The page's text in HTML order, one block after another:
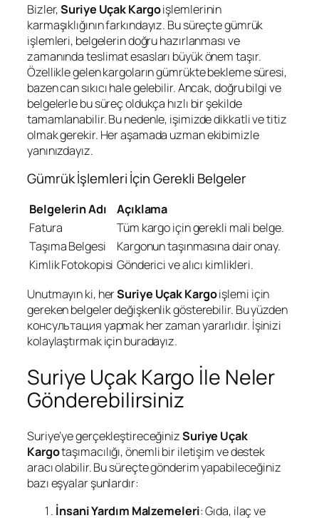
Bizler,Suriye Uçak Kargoişlemlerinin
karmaşıklığının farkındayız. Bu süreçte gümrük
işlemleri, belgelerin doğru hazırlanması ve
zamanında teslimat esasları büyük önem taşır.
Özellikle gelen kargoların gümrükte bekleme süresi,
bazen can sıkıcı hale gelebilir. Ancak, doğru bilgi ve
belgelerle bu süreç oldukça hızlı bir şekilde
tamamlanabilir. Bu nedenle, işimizde dikkatli ve titiz
olmak gerekir. Her aşamada uzman ekibimizle
yanınızdayız.
Gümrük İşlemleri İçin Gerekli Belgeler
Belgelerin Adı
Açıklama
Fatura
Tüm kargo için gerekli mali belge.
Taşıma Belgesi
Kargonun taşınmasına dair onay.
Kimlik Fotokopisi Gönderici ve alıcı kimlikleri.
Unutmayın ki, herSuriye Uçak Kargoişlemi için
gereken belgeler değişkenlik gösterebilir. Bu yüzden
консультация yapmak her zaman yararlıdır. İşinizi
kolaylaştırmak için buradayız.
Suriye Uçak Kargo İle Neler
Gönderebilirsiniz
Suriye’ye gerçekleştireceğinizSuriye Uçak
Kargotaşımacılığı, önemli bir iletişim ve destek
aracı olabilir. Bu süreçte gönderim yapabileceğiniz
bazı eşyalar şunlardır:
İnsani Yardım Malzemeleri: Gıda, ilaç ve